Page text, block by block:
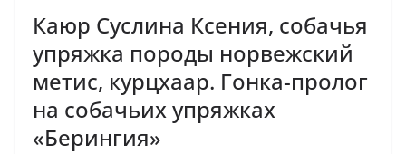
Каюр Суслина Ксения, собачья
упряжка породы норвежский
метис, курцхаар. Гонка-пролог
на собачьих упряжках
«Берингия»